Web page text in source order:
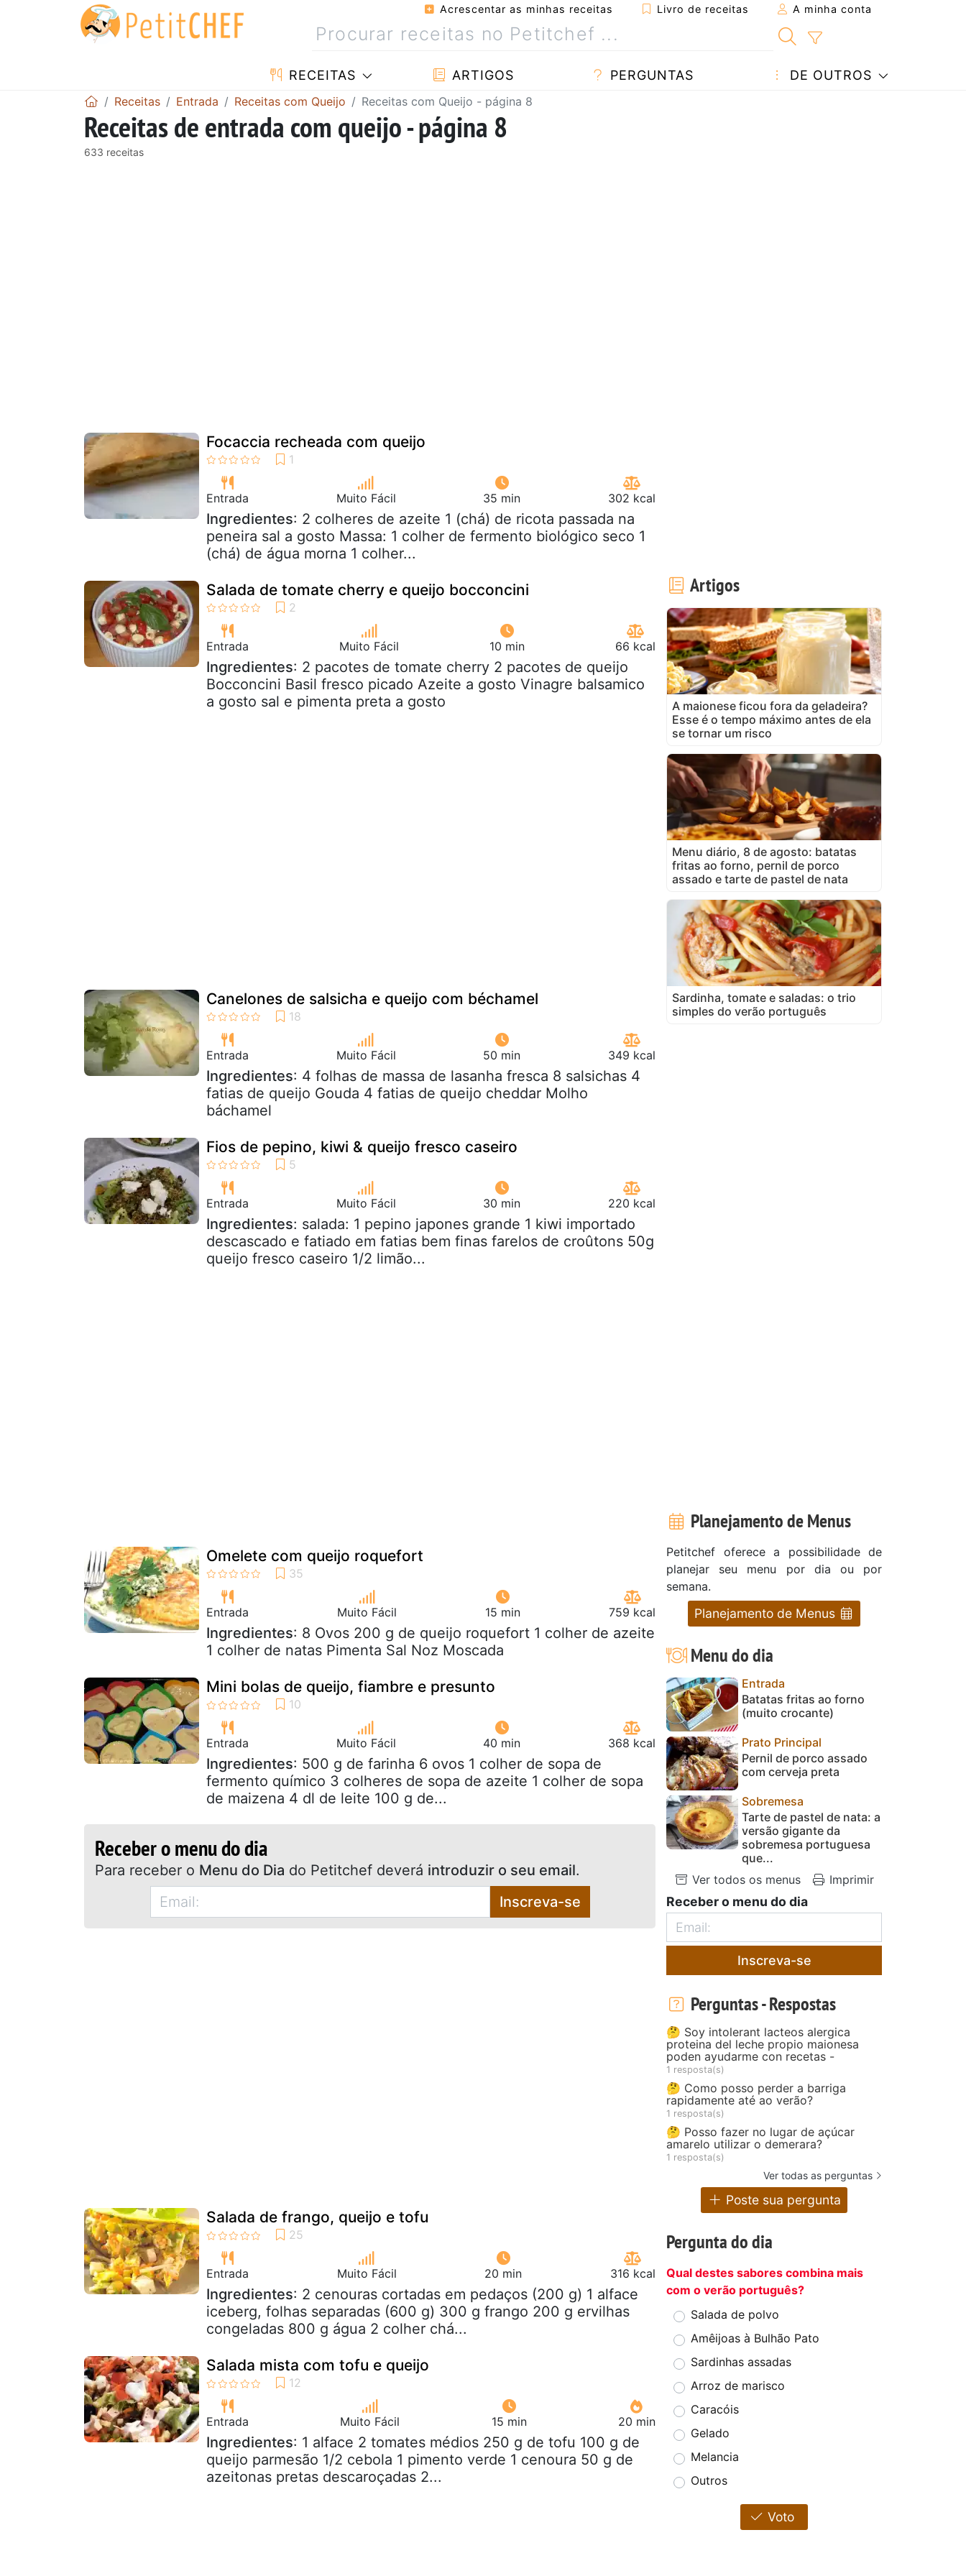
Acrescentar as minhas receitas Livro de receitas A minha conta
RECEITAS ARTIGOS PERGUNTAS DE OUTROS
Receitas Entrada Receitas com Queijo Receitas com Queijo - página 8
Receitas de entrada com queijo - página 8
633 receitas
Focaccia recheada com queijo
Entrada Muito Fácil 35 min 302 kcal
Ingredientes: 2 colheres de azeite 1 (chá) de ricota passada na
peneira sal a gosto Massa: 1 colher de fermento biológico seco 1
(chá) de água morna 1 colher...
Salada de tomate cherry e queijo bocconcini
Entrada Muito Fácil 10 min 66 kcal
Ingredientes: 2 pacotes de tomate cherry 2 pacotes de queijo
Bocconcini Basil fresco picado Azeite a gosto Vinagre balsamico
a gosto sal e pimenta preta a gosto
Canelones de salsicha e queijo com béchamel
Entrada Muito Fácil 50 min 349 kcal
Ingredientes: 4 folhas de massa de lasanha fresca 8 salsichas 4
fatias de queijo Gouda 4 fatias de queijo cheddar Molho
báchamel
Fios de pepino, kiwi & queijo fresco caseiro
Entrada Muito Fácil 30 min 220 kcal
Ingredientes: salada: 1 pepino japones grande 1 kiwi importado
descascado e fatiado em fatias bem finas farelos de croûtons 50g
queijo fresco caseiro 1/2 limão...
Omelete com queijo roquefort
Entrada Muito Fácil 15 min 759 kcal
Ingredientes: 8 Ovos 200 g de queijo roquefort 1 colher de azeite
1 colher de natas Pimenta Sal Noz Moscada
Mini bolas de queijo, fiambre e presunto
Entrada Muito Fácil 40 min 368 kcal
Ingredientes: 500 g de farinha 6 ovos 1 colher de sopa de
fermento químico 3 colheres de sopa de azeite 1 colher de sopa
de maizena 4 dl de leite 100 g de...
Receber o menu do dia
Para receber o Menu do Dia do Petitchef deverá introduzir o seu email.
Inscreva-se
Salada de frango, queijo e tofu
Entrada Muito Fácil 20 min 316 kcal
Ingredientes: 2 cenouras cortadas em pedaços (200 g) 1 alface
iceberg, folhas separadas (600 g) 300 g frango 200 g ervilhas
congeladas 800 g água 2 colher chá...
Salada mista com tofu e queijo
Entrada Muito Fácil 15 min 20 min
Ingredientes: 1 alface 2 tomates médios 250 g de tofu 100 g de
queijo parmesão 1/2 cebola 1 pimento verde 1 cenoura 50 g de
azeitonas pretas descaroçadas 2...
Artigos
A maionese ficou fora da geladeira?
Esse é o tempo máximo antes de ela
se tornar um risco
Menu diário, 8 de agosto: batatas
fritas ao forno, pernil de porco
assado e tarte de pastel de nata
Sardinha, tomate e saladas: o trio
simples do verão português
Planejamento de Menus
Petitchef oferece a possibilidade de
planejar seu menu por dia ou por
semana.
Planejamento de Menus
Menu do dia
Entrada
Batatas fritas ao forno
(muito crocante)
Prato Principal
Pernil de porco assado
com cerveja preta
Sobremesa
Tarte de pastel de nata: a
versão gigante da
sobremesa portuguesa
que...
Ver todos os menus
Imprimir
Receber o menu do dia
Inscreva-se
Perguntas - Respostas
🤔 Soy intolerant lacteos alergica
proteina del leche propio maionesa
poden ayudarme con recetas -
1 resposta(s)
🤔 Como posso perder a barriga
rapidamente até ao verão?
1 resposta(s)
🤔 Posso fazer no lugar de açúcar
amarelo utilizar o demerara?
1 resposta(s)
Ver todas as perguntas
Poste sua pergunta
Pergunta do dia
Qual destes sabores combina mais
com o verão português?
Salada de polvo
Amêijoas à Bulhão Pato
Sardinhas assadas
Arroz de marisco
Caracóis
Gelado
Melancia
Outros
Voto